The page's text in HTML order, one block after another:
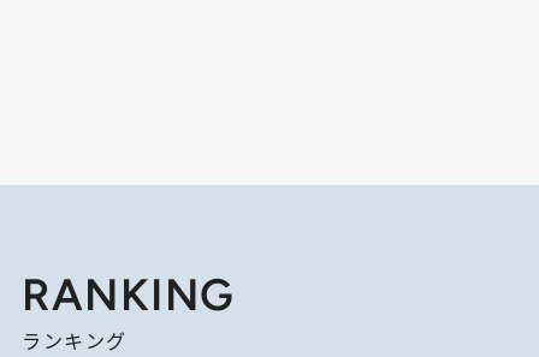
RANKING
ランキング